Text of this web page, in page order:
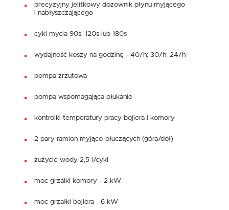
precyzyjny jelitkowy dozownik płynu myjącego
i nabłyszczającego
cykl mycia 90s, 120s lub 180s
wydajność koszy na godzinę - 40/h; 30/h; 24/h
pompa zrzutowa
pompa wspomagająca płukanie
kontrolki temperatury pracy bojlera i komory
2 pary ramion myjąco-płuczących (góra/dół)
zużycie wody 2,5 l/cykl
moc grzalki komory - 2 kW
moc grzałki bojlera - 6 kW